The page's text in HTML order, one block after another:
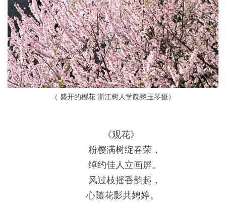
（ 盛开的樱花 浙江树人学院黎玉琴摄）
《观花》
粉樱满树绽春荣，
绰约佳人立画屏。
风过枝摇香韵起，
心随花影共娉婷。